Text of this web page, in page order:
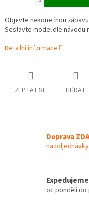
Objevte nekonečnou
Sestavte model dle návodu
Detailní informace
ZEPTAT SE HLÍDAT
Doprava
na
od pondělí do